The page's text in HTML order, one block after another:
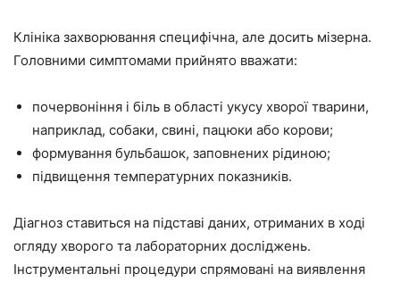
Клініка захворювання специфічна, але досить мізерна.
Головними симптомами прийнято вважати:
почервоніння і біль в області укусу хворої тварини,
наприклад, собаки, свині, пацюки або корови;
формування бульбашок, заповнених рідиною;
підвищення температурних показників.
Діагноз ставиться на підставі даних, отриманих в ході
огляду хворого та лабораторних досліджень.
Інструментальні процедури спрямовані на виявлення